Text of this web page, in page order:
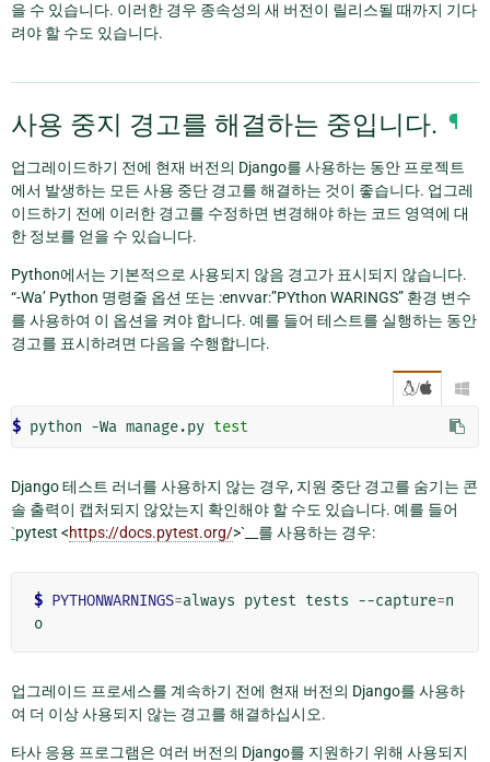
을 수 있습니다. 이러한 경우 종속성의 새 버전이 릴리스될 때까지 기다
려야 할 수도 있습니다.
사용 중지 경고를 해결하는 중입니다. ¶
업그레이드하기 전에 현재 버전의 Django를 사용하는 동안 프로젝트
에서 발생하는 모든 사용 중단 경고를 해결하는 것이 좋습니다. 업그레
이드하기 전에 이러한 경고를 수정하면 변경해야 하는 코드 영역에 대
한 정보를 얻을 수 있습니다.
Python에서는 기본적으로 사용되지 않음 경고가 표시되지 않습니다.
“-Wa’ Python 명령줄 옵션 또는 :envvar:”PYthon WARINGS” 환경 변수
를 사용하여 이 옵션을 켜야 합니다. 예를 들어 테스트를 실행하는 동안
경고를 표시하려면 다음을 수행합니다.
/ 
$ python -Wa manage.py test
Django 테스트 러너를 사용하지 않는 경우, 지원 중단 경고를 숨기는 콘
솔 출력이 캡처되지 않았는지 확인해야 할 수도 있습니다. 예를 들어
`pytest <https://docs.pytest.org/>`__를 사용하는 경우:
$ PYTHONWARNINGS=always pytest tests --capture=n
업그레이드 프로세스를 계속하기 전에 현재 버전의 Django를 사용하
여 더 이상 사용되지 않는 경고를 해결하십시오.
타사 응용 프로그램은 여러 버전의 Django를 지원하기 위해 사용되지